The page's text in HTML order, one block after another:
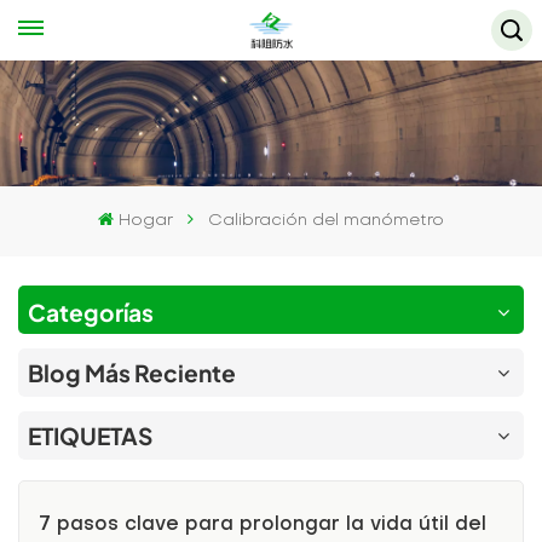
Hogar Calibración del manómetro
Categorías
Blog Más Reciente
ETIQUETAS
7 pasos clave para prolongar la vida útil del